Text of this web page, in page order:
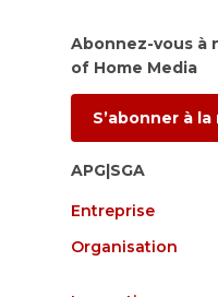
Abonnez-vous à
of Home Media
S’abonner à
APG|SGA
Entreprise
Organisation